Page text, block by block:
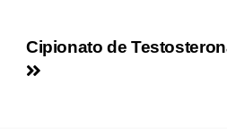
Cipionato de